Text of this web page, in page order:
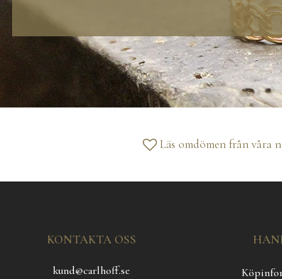
Läs omdömen från våra
KONTAKTA OSS
kund@carlhoff.se